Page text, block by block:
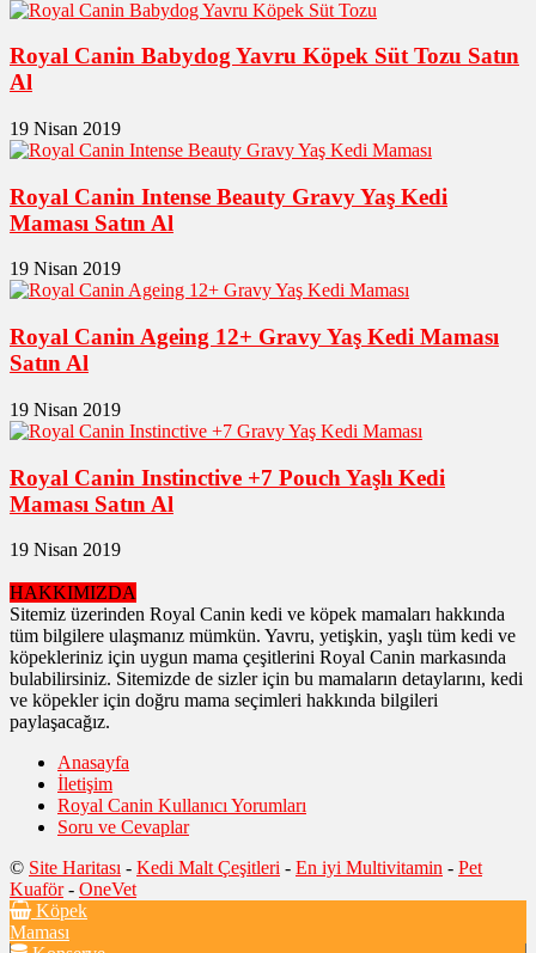
Royal Canin Babydog Yavru Köpek Süt Tozu Satın
Al
19 Nisan 2019
Royal Canin Intense Beauty Gravy Yaş Kedi
Maması Satın Al
19 Nisan 2019
Royal Canin Ageing 12+ Gravy Yaş Kedi Maması
Satın Al
19 Nisan 2019
Royal Canin Instinctive +7 Pouch Yaşlı Kedi
Maması Satın Al
19 Nisan 2019
HAKKIMIZDA
Sitemiz üzerinden Royal Canin kedi ve köpek mamaları hakkında
tüm bilgilere ulaşmanız mümkün. Yavru, yetişkin, yaşlı tüm kedi ve
köpekleriniz için uygun mama çeşitlerini Royal Canin markasında
bulabilirsiniz. Sitemizde de sizler için bu mamaların detaylarını, kedi
ve köpekler için doğru mama seçimleri hakkında bilgileri
paylaşacağız.
Anasayfa
İletişim
Royal Canin Kullanıcı Yorumları
Soru ve Cevaplar
© Site Haritası - Kedi Malt Çeşitleri - En iyi Multivitamin - Pet
Kuaför- OneVet
Köpek
Maması